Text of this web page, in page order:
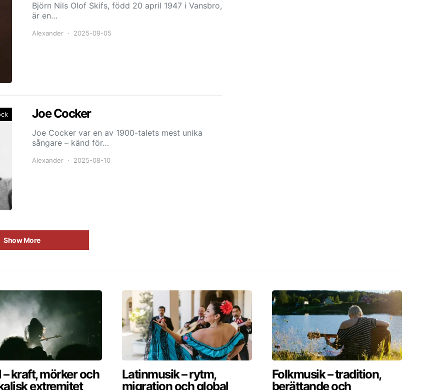
Björn Nils Olof Skifs, född 20 april 1947 i Vansbro,
är en…
Alexander 2025-09-05
Joe Cocker
Joe Cocker var en av 1900-talets mest unika
sångare – känd för…
Alexander 2025-08-10
Show More
– kraft, mörker och
extremitet
Latinmusik – rytm,
migration och global
Folkmusik – tradition,
berättande och